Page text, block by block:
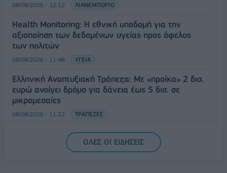
08/08/2026 - 12:12 ΛΙΑΝΕΜΠΟΡΙΟ
Health Monitoring: Η εθνική υποδομή για την
αξιοποίηση των δεδομένων υγείας προς όφελος
των πολιτών
08/08/2026 - 11:48 ΥΓΕΙΑ
Ελληνική Αναπτυξιακή Τράπεζα: Με «προίκα» 2 δισ.
ευρώ ανοίγει δρόμο για δάνεια έως 5 δισ. σε
μικρομεσαίες
08/08/2026 - 11:22 ΤΡΑΠΕΖΕΣ
5G παντού, 6G στον ορίζοντα: Πού βρίσκεται η
Ελλάδα στη μεγάλη τεχνολογική μετάβαση
ΟΛΕΣ ΟΙ ΕΙΔΗΣΕΙΣ